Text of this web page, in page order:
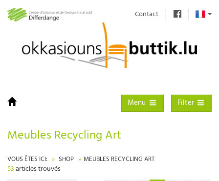
Contact
Toggle filter
Filter
Toggle navigation
Menu
Meubles Recycling Art
VOUS ÊTES ICI: SHOP MEUBLES RECYCLING ART
53articles trouvés